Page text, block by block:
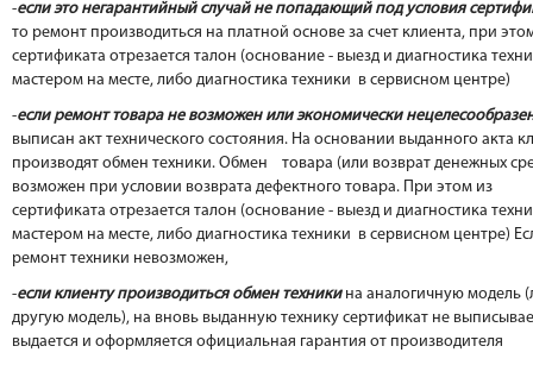
-если это негарантийный случай не попадающий под условия
то ремонт производиться на платной основе за счет клиента, при
сертификата отрезается талон (основание - выезд и диагностика
мастером на месте, либо диагностика техники в сервисном центре)
-если ремонт товара не возможен или экономически
выписан акт технического состояния. На основании выданного акта
производят обмен техники. Обмен товара (или возврат денежных
возможен при условии возврата дефектного товара. При этом из
сертификата отрезается талон (основание - выезд и диагностика
мастером на месте, либо диагностика техники в сервисном центре)
ремонт техники невозможен,
-если клиенту производиться обмен техникина аналогичную модель
другую модель), на вновь выданную технику сертификат не
выдается и оформляется официальная гарантия от производителя